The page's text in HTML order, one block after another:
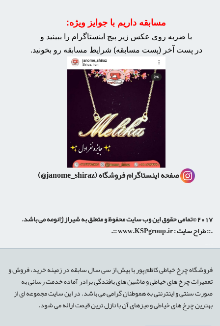
مسابقه داریم با جوایز ویژه:
با ضربه روی عکس زیر پیچ اینستاگرام را ببینید و
در پست آخر (پست مسابقه) شرایط مسابقه رو بخونید.
صفحه اینستاگرام فروشگاه(janome_shiraz@)
2017 ©تمامی حقوق این وب سایت محفوظ و متعلق به شیراز ژانومه می باشد.
.:: طراح سایت :www.KSPgroup.ir
::.
فروشگاه چرخ خیاطی کاظم پور با بیش از سی سال سابقه در زمینه خرید، فروش و
تعمیرات چرخ های خیاطی و ماشین های بافندگی برادر آماده خدمت رسانی به
صورت سنتی و اینترنتی به هموطنان گرامی می باشد. در این سایت مجموعه ای از
بهترین چرخ های خیاطی و میزهای آن با نازل ترین قیمت ارائه می شود.